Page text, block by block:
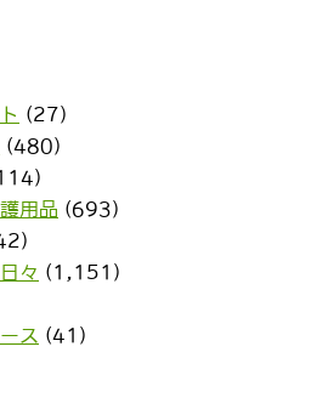
(27)
(480)
用品 (693)
々 (1,151)
ス (41)